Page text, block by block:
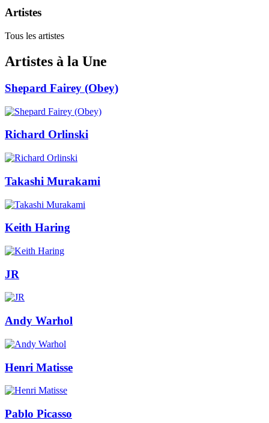
Artistes
Tous les artistes
Artistes à la Une
Shepard Fairey (Obey)
Richard Orlinski
Takashi Murakami
Keith Haring
JR
Andy Warhol
Henri Matisse
Pablo Picasso